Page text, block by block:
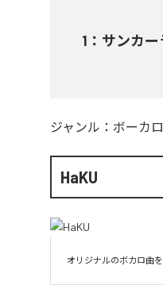
1 ： サンカ
ジャンル： ボーカ
HaKU
オリジナルのボカロ曲